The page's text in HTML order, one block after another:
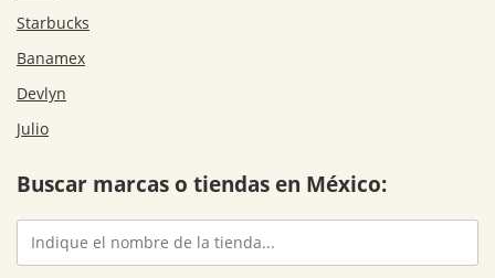
Starbucks
Banamex
Devlyn
Julio
Buscar marcas o tiendas en México: